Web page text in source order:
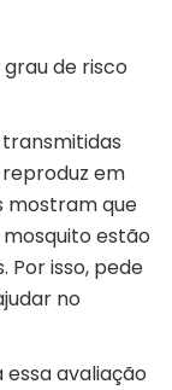
de risco
transmitidas
em
mostram que
estão
Por isso, pede
no
avaliação